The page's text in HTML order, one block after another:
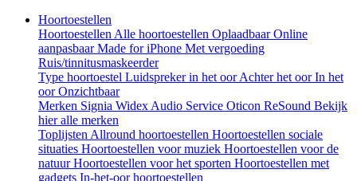
Hoortoestellen
Hoortoestellen Alle hoortoestellen OplaadbaarOnline
aanpasbaarMade for iPhone Met vergoeding
Ruis/tinnitusmaskeerder
Type hoortoestel Luidspreker in het oorAchter het oorIn het
oorOnzichtbaar
Merken Signia Widex Audio Service Oticon ReSound Bekijk
hier alle merken
Toplijsten Allround hoortoestellen Hoortoestellen sociale
situaties Hoortoestellen voor muziek Hoortoestellen voor de
natuurHoortoestellen voor het sporten Hoortoestellen met
gadgets In-het-oor hoortoestellen